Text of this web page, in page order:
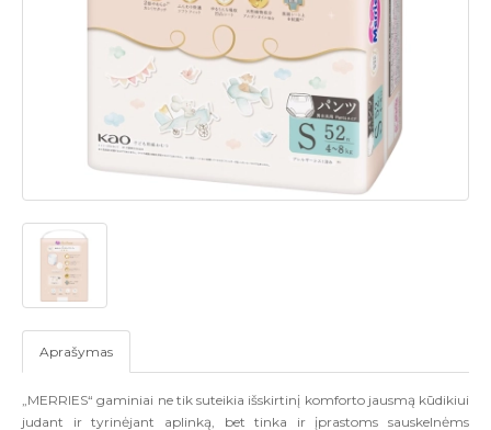
Aprašymas
„MERRIES“ gaminiai ne tik suteikia išskirtinį komforto jausmą kūdikiui
judant ir tyrinėjant aplinką, bet tinka ir įprastoms sauskelnėms